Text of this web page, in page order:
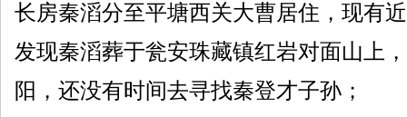
长房秦滔分至平塘西关大曹居住，现有
发现秦滔葬于瓮安珠藏镇红岩对面山上
阳，还没有时间去寻找秦登才子孙；